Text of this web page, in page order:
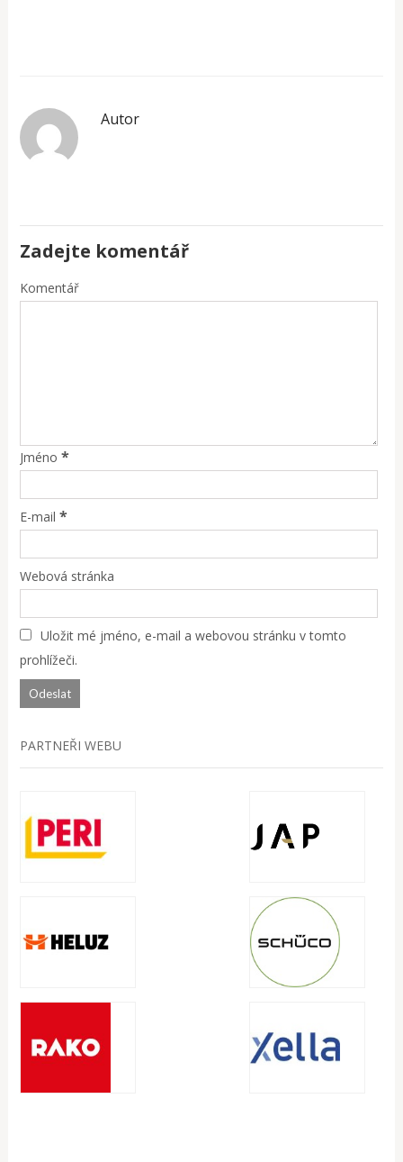
Autor
Zadejte komentář
Komentář
Jméno *
E-mail *
Webová stránka
Uložit mé jméno, e-mail a webovou stránku v tomto
prohlížeči.
PARTNEŘI WEBU